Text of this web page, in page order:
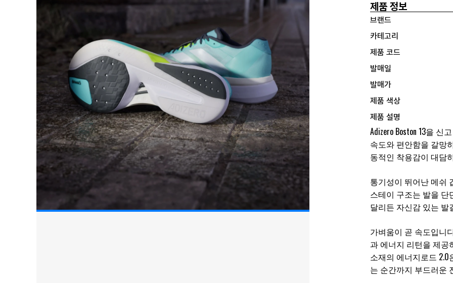
제품 정보
브랜드
카테고리
제품 코드
발매일
발매가
제품 색상
제품 설명
Adizero Boston 13을
속도와 편안함을 갈망
동적인 착용감이 대담
통기성이 뛰어난 메쉬
스테이 구조는 발을
달리든 자신감 있는 발
가벼움이 곧 속도입니
과 에너지 리턴을 제공
소재의 에너지로드
는 순간까지 부드러운